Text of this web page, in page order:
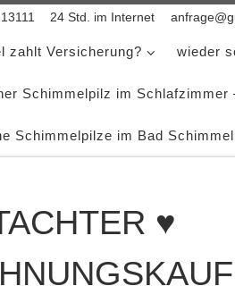
24 Std. im Internet
zahlt Versicherung? wieder
Schimmelpilz im Schlafzimmer
Schimmelpilze im Bad Schimmel
♥